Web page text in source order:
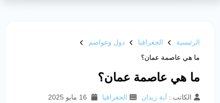
الرئيسية الجغرافيا
دول وعواصم
ما هي عاصمة عمان؟
ما هي عاصمة عمان؟
الكاتب : آية زيدان الجغرافيا